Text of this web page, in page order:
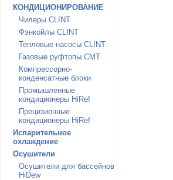
КОНДИЦИОНИРОВАНИЕ
Чилеры CLINT
Фэнкойлы CLINT
Тепловые насосы CLINT
Газовые руфтопы CMT
Компрессорно-
конденсатные блоки
Промышленные
кондиционеры HiRef
Прецизионные
кондиционеры HiRef
Испарительное
охлаждение
Осушители
Осушители для бассейнов
HiDew